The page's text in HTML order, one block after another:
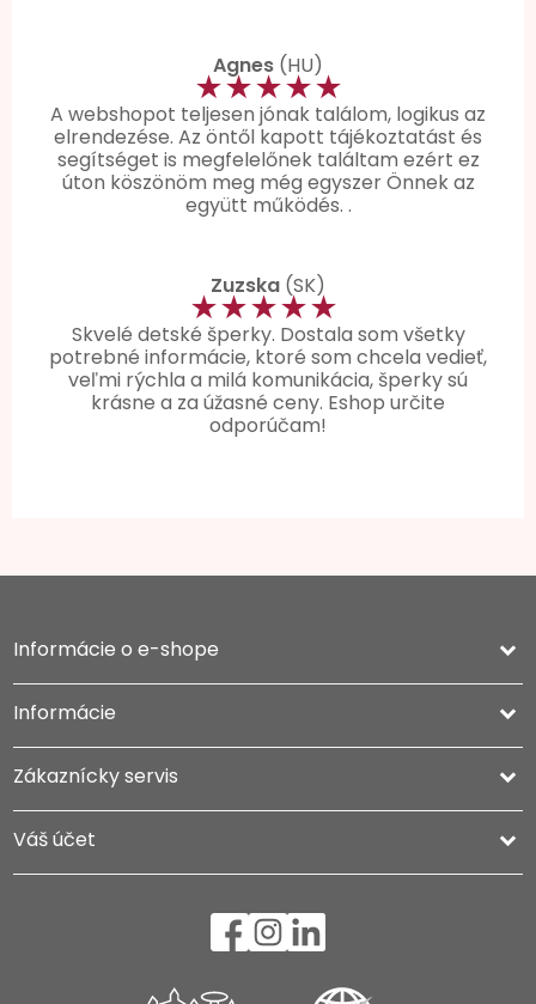
Agnes (HU)
★★★★★
A webshopot teljesen jónak találom, logikus az
elrendezése. Az öntől kapott tájékoztatást és
segítséget is megfelelőnek találtam ezért ez
úton köszönöm meg még egyszer Önnek az
együtt működés. .
Zuzska (SK)
★★★★★
Skvelé detské šperky. Dostala som všetky
potrebné informácie, ktoré som chcela vedieť,
veľmi rýchla a milá komunikácia, šperky sú
krásne a za úžasné ceny. Eshop určite
odporúčam!
Informácie o e-shope keyboard_arrow_down
Informácie 
Zákaznícky servis 
Váš účet 